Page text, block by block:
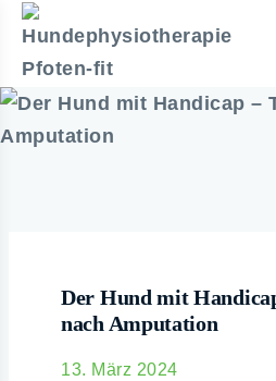
Der Hund mit
nach Amputation
13. März 2024